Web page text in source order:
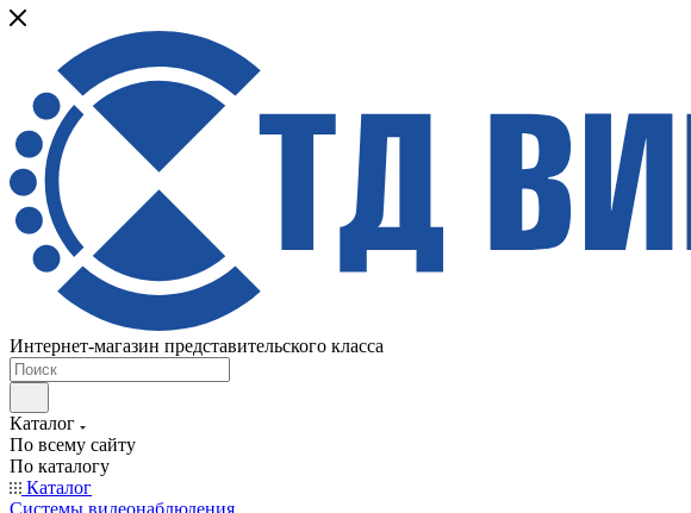
Интернет-магазин представительского класса
Каталог
По всему сайту
По каталогу
Каталог
Системы видеонаблюдения